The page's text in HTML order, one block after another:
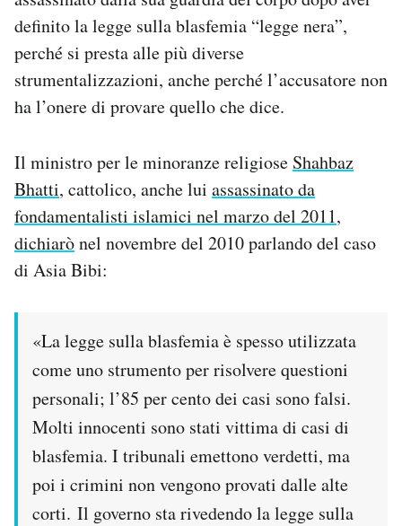
definito la legge sulla blasfemia “legge nera”,
perché si presta alle più diverse
strumentalizzazioni, anche perché l’accusatore non
ha l’onere di provare quello che dice.
Il ministro per le minoranze religiose Shahbaz
Bhatti, cattolico, anche lui assassinato da
fondamentalisti islamici nel marzo del 2011,
dichiarònel novembre del 2010 parlando del caso
di Asia Bibi:
«La legge sulla blasfemia è spesso utilizzata
come uno strumento per risolvere questioni
personali; l’85 per cento dei casi sono falsi.
Molti innocenti sono stati vittima di casi di
blasfemia. I tribunali emettono verdetti, ma
poi i crimini non vengono provati dalle alte
corti. Il governo sta rivedendo la legge sulla